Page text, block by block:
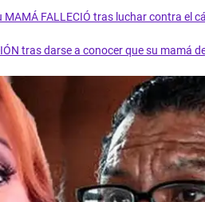
FALLECIÓ tras luchar contra el
tras darse a conocer que su mamá